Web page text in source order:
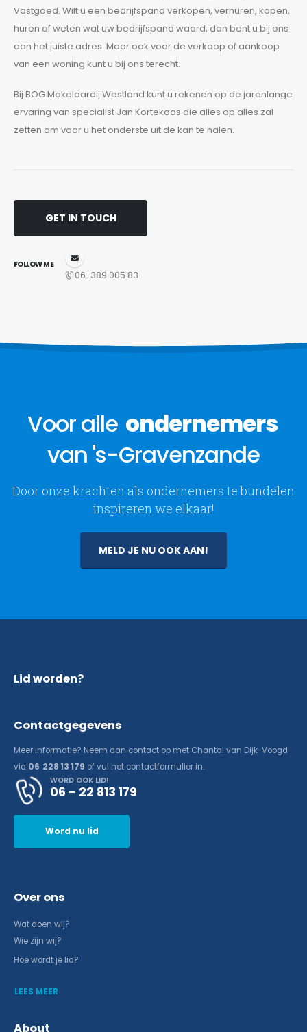
Vastgoed. Wilt u een bedrijfspand verkopen, verhuren, kopen,
huren of weten wat uw bedrijfspand waard, dan bent u bij ons
aan het juiste adres. Maar ook voor de verkoop of aankoop
van een woning kunt u bij ons terecht.
Bij BOG Makelaardij Westland kunt u rekenen op de jarenlange
ervaring van specialist Jan Kortekaas die alles op alles zal
zetten om voor u het onderste uit de kan te halen.
GET IN TOUCH
FOLLOW ME
06-389 005 83
Voor alle ondernemers
van 's-Gravenzande
Door onze krachten als ondernemers te bundelen
inspireren we elkaar!
MELD JE NU OOK AAN!
Lid worden?
Contactgegevens
Meer informatie? Neem dan contact op met Chantal van Dijk-Voogd
via 06 228 13 179 of vul het contactformulier in.
WORD OOK LID!
06 - 22 813 179
Word nu lid
Over ons
Wat doen wij?
Wie zijn wij?
Hoe wordt je lid?
LEES MEER
About